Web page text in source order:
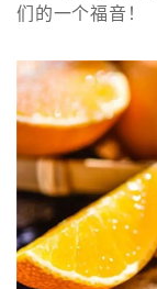
们的一个福音！